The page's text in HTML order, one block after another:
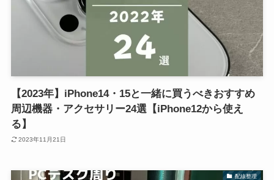
【2023年】iPhone14・15と一緒に買うべきおすすめ
周辺機器・アクセサリー24選【iPhone12から使え
る】
2023年11月21日
配線整理